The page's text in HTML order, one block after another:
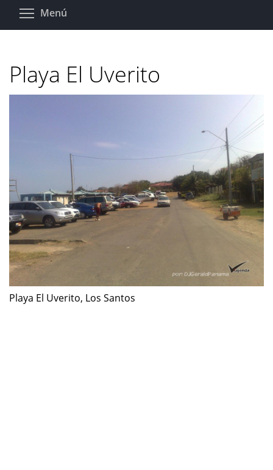
Pasar
Menú
Playa El Uverito
Playa El Uverito, Los Santos